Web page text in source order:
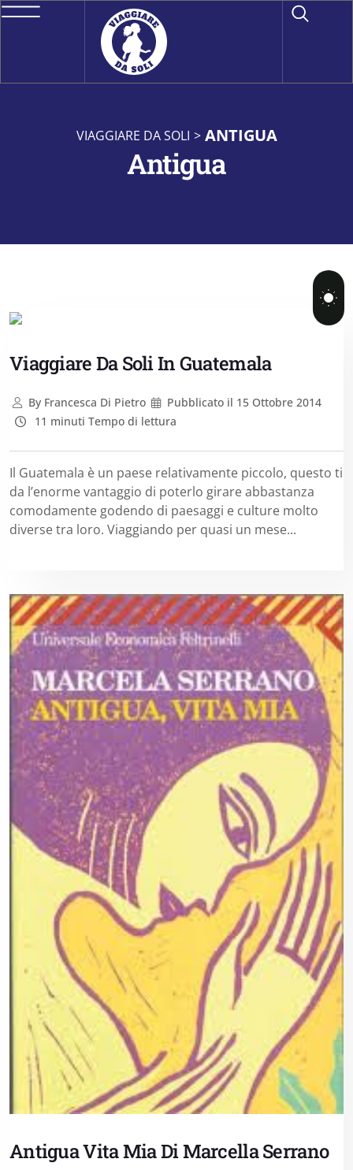
VIAGGIARE DA SOLI > ANTIGUA
Antigua
Viaggiare Da Soli In Guatemala
ByFrancesca Di Pietro Pubblicato il 15 Ottobre 2014
11 minuti Tempo di lettura
Il Guatemala è un paese relativamente piccolo, questo ti
da l’enorme vantaggio di poterlo girare abbastanza
comodamente godendo di paesaggi e culture molto
diverse tra loro. Viaggiando per quasi un mese...
Antigua Vita Mia Di Marcella Serrano